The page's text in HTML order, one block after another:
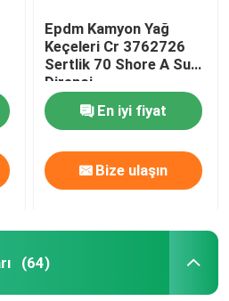
Epdm Kamyon Yağ
Keçeleri Cr 3762726
Sertlik 70 Shore A Su
Direnci
En iyi fiyat
Bize ulaşın
(64)